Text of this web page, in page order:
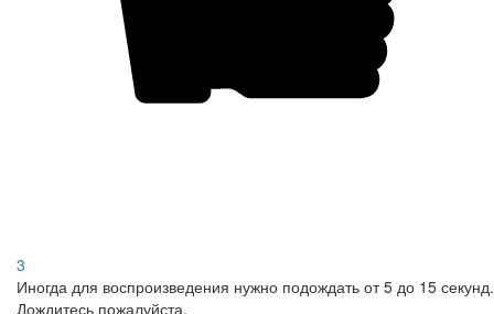
3
Иногда для воспроизведения нужно подождать от 5 до 15 секунд.
Дождитесь пожалуйста.